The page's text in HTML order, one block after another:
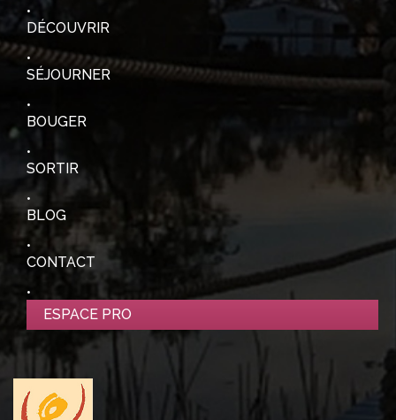
DÉCOUVRIR
SÉJOURNER
BOUGER
SORTIR
BLOG
CONTACT
ESPACE PRO